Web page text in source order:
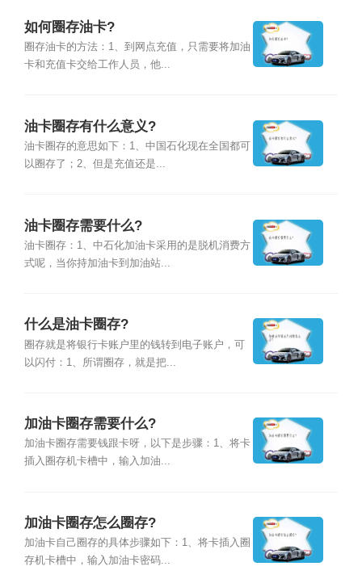
如何圈存油卡?
圈存油卡的方法：1、到网点充值，只需要将加油
卡和充值卡交给工作人员，他...
油卡圈存有什么意义?
油卡圈存的意思如下：1、中国石化现在全国都可
以圈存了；2、但是充值还是...
油卡圈存需要什么?
油卡圈存：1、中石化加油卡采用的是脱机消费方
式呢，当你持加油卡到加油站...
什么是油卡圈存?
圈存就是将银行卡账户里的钱转到电子账户，可
以闪付：1、所谓圈存，就是把...
加油卡圈存需要什么?
加油卡圈存需要钱跟卡呀，以下是步骤：1、将卡
插入圈存机卡槽中，输入加油...
加油卡圈存怎么圈存?
加油卡自己圈存的具体步骤如下：1、将卡插入圈
存机卡槽中，输入加油卡密码...